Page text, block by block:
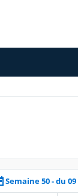
Semaine 50 - du